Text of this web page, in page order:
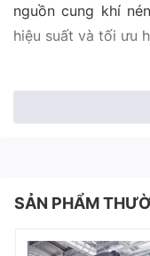
nguồn cung khí
hiệu suất và tối ưu
SẢN PHẨM